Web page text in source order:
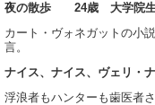
夜の散歩 24歳 大学院
カート・ヴォネガットの小
言。
ナイス、ナイス、ヴェリ・
浮浪者もハンターも歯医者